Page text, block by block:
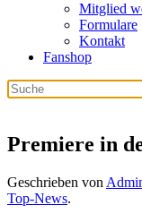
Mitglied
Formulare
Kontakt
Fanshop
Premiere in
Geschrieben von
Top-News.